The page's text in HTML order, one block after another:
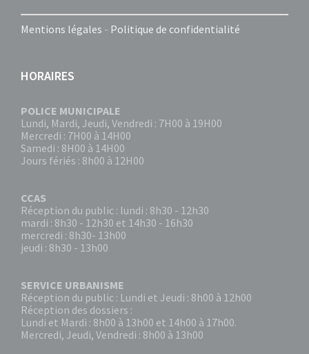
Mentions légales - Politique de confidentialité
HORAIRES
POLICE MUNICIPALE
Lundi, Mardi, Jeudi, Vendredi : 7H00 à 19H00
Mercredi : 7H00 à 14H00
Samedi : 8H00 à 14H00
Jours fériés : 8h00 à 12H00
CCAS
Réception du public : lundi : 8h30 - 12h30
mardi : 8h30 - 12h30 et 14h30 - 16h30
mercredi : 8h30- 13h00
jeudi : 8h30 - 13h00
SERVICE URBANISME
Réception du public : Lundi et Jeudi : 8h00 à 12h00
Réception des dossiers :
Lundi et Mardi : 8h00 à 13h00 et 14h00 à 17h00.
Mercredi, Jeudi, Vendredi : 8h00 à 13h00